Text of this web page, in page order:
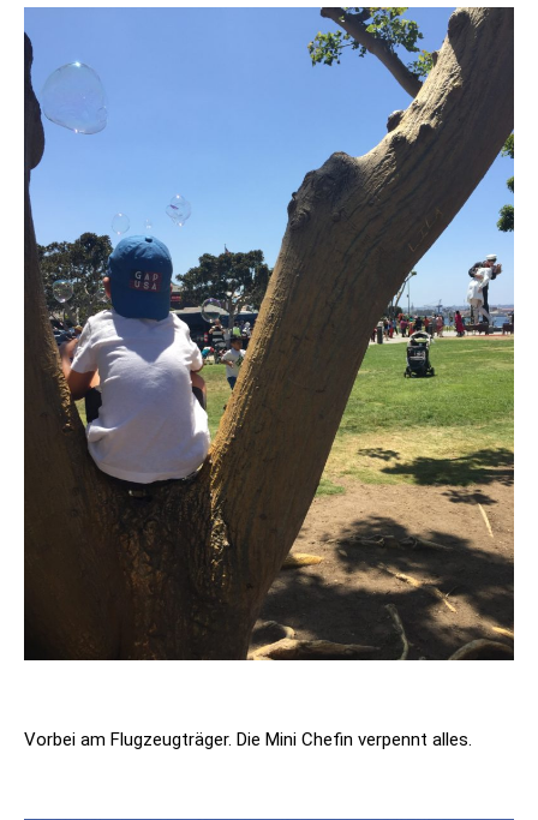
Vorbei am Flugzeugträger. Die Mini Chefin verpennt alles.